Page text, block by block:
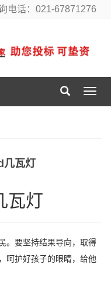
电话：021-67871276
导
航
几瓦灯
瓦灯
。要坚持结果导向，取得
呵护好孩子的眼睛，给他